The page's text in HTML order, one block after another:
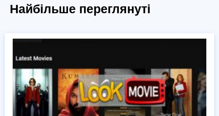
Найбільше переглянуті